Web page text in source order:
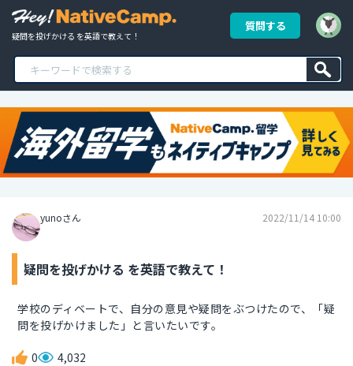
疑問を投げかける を英語で教えて！
質問する
yunoさん 2022/11/14 10:00
疑問を投げかける を英語で教えて！
学校のディベートで、自分の意見や疑問をぶつけたので、「疑
問を投げかけました」と言いたいです。
0 4,032